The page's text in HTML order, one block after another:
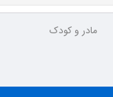
مادر و کودک